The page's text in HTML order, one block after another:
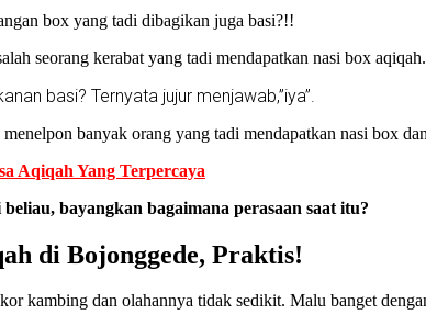
box yang tadi dibagikan juga basi?!!
seorang kerabat yang tadi mendapatkan nasi box aqiqah.
basi? Ternyata jujur menjawab,”iya”.
banyak orang yang tadi mendapatkan nasi box
Aqiqah Yang Terpercaya
bayangkan bagaimana perasaan saat itu?
di Bojonggede, Praktis!
kambing dan olahannya tidak sedikit. Malu banget